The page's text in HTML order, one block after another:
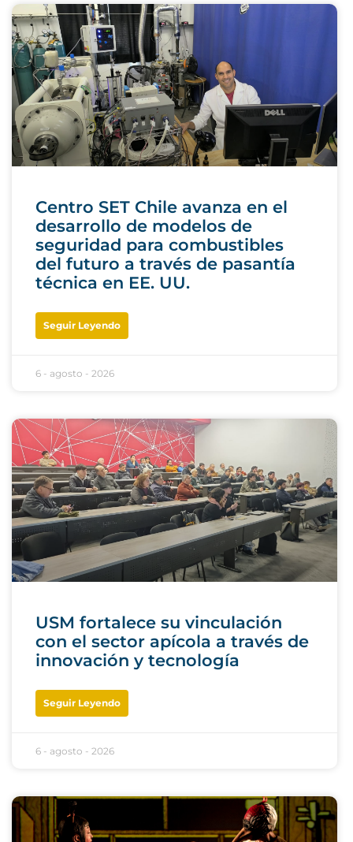
Centro SET Chile avanza en el
desarrollo de modelos de
seguridad para combustibles
del futuro a través de pasantía
técnica en EE. UU.
Seguir Leyendo
6 - agosto - 2026
USM fortalece su vinculación
con el sector apícola a través de
innovación y tecnología
Seguir Leyendo
6 - agosto - 2026